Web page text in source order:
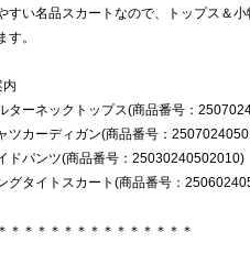
すい名品スカートなので、トップス＆
す。
内
ターネックトップス(商品番号：
ツカーディガン(商品番号：
ドパンツ(商品番号：25030240502010)
グタイトスカート(商品番号：
＊＊＊＊＊＊＊＊＊＊＊＊＊＊